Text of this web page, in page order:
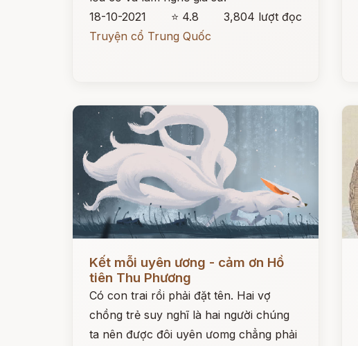
18-10-2021
⭐ 4.8
3,804 lượt đọc
Truyện cổ Trung Quốc
Đọc ngay
Kết mỗi uyên ương - cảm ơn Hồ
tiên Thu Phương
Có con trai rồi phải đặt tên. Hai vợ
chồng trẻ suy nghĩ là hai người chúng
ta nên được đôi uyên ưomg chẳng phải